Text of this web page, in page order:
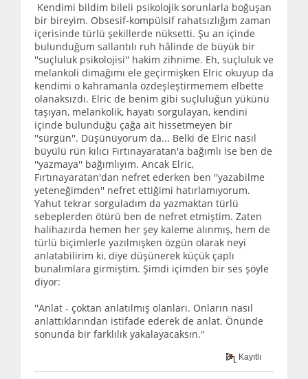
Kendimi bildim bileli psikolojik sorunlarla boğuşan
bir bireyim. Obsesif-kompülsif rahatsızlığım zaman
içerisinde türlü şekillerde nüksetti. Şu an içinde
bulunduğum sallantılı ruh hâlinde de büyük bir
''suçluluk psikolojisi'' hakim zihnime. Eh, suçluluk ve
melankoli dimağımı ele geçirmişken Elric okuyup da
kendimi o kahramanla özdeşleştirmemem elbette
olanaksızdı. Elric de benim gibi suçluluğun yükünü
taşıyan, melankolik, hayatı sorgulayan, kendini
içinde bulunduğu çağa ait hissetmeyen bir
''sürgün''. Düşünüyorum da... Belki de Elric nasıl
büyülü rün kılıcı Fırtınayaratan'a bağımlı ise ben de
''yazmaya'' bağımlıyım. Ancak Elric,
Fırtınayaratan'dan nefret ederken ben ''yazabilme
yeteneğimden'' nefret ettiğimi hatırlamıyorum.
Yahut tekrar sorguladım da yazmaktan türlü
sebeplerden ötürü ben de nefret etmiştim. Zaten
halihazırda hemen her şey kaleme alınmış, hem de
türlü biçimlerle yazılmışken özgün olarak neyi
anlatabilirim ki, diye düşünerek küçük çaplı
bunalımlara girmiştim. Şimdi içimden bir ses şöyle
diyor:
''Anlat - çoktan anlatılmış olanları. Onların nasıl
anlattıklarından istifade ederek de anlat. Önünde
sonunda bir farklılık yakalayacaksın.''
Kayıtlı